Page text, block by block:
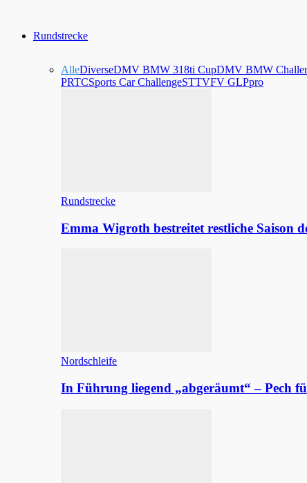
Rundstrecke
AlleDiverseDMV BMW 318ti CupDMV BMW
PRTCSports Car ChallengeSTTVFV GLPpro
Rundstrecke
Emma Wigroth bestreitet restliche Saison
Nordschleife
In Führung liegend „abgeräumt“ – Pech